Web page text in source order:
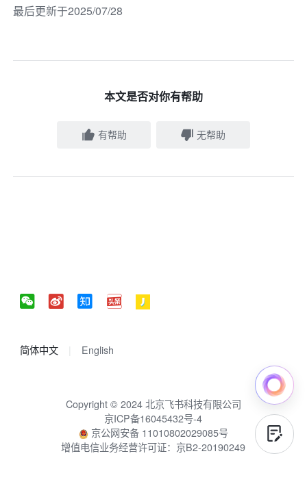
最后更新于2025/07/28
本文是否对你有帮助
有帮助 无帮助
简体中文 English
Copyright © 2024 北京飞书科技有限公司
京ICP备16045432号-4
京公网安备 11010802029085号
增值电信业务经营许可证：京B2-20190249